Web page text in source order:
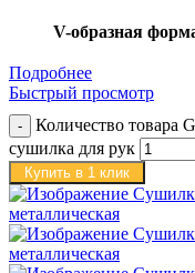
V-образная
Подробнее
Быстрый просмотр
Количество товара
сушилка для рук
Купить в 1 клик